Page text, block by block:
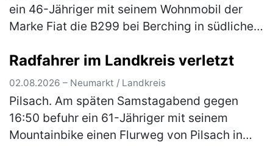
ein 46-Jähriger mit seinem Wohnmobil der
Marke Fiat die B299 bei Berching in südliche
ordnete er sich versehentlich an d…(mehr)
Radfahrer im Landkreis verletzt
02.08.2026 – Neumarkt / Landkreis
Pilsach. Am späten Samstagabend gegen
16:50 befuhr ein 61-Jähriger mit seinem
Mountainbike einen Flurweg von Pilsach in